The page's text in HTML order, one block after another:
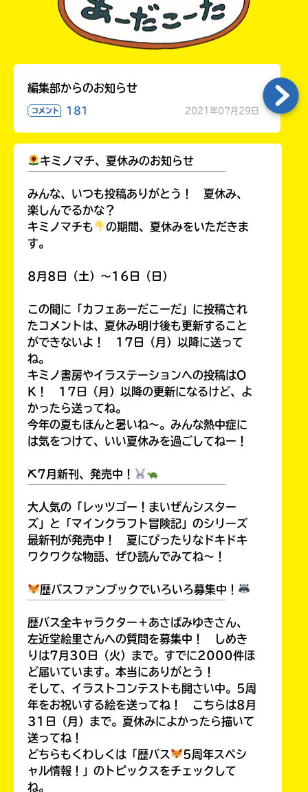
みんなからのお手紙が
読める
このマチのことを
もっと知りたい
キミに
編集部からのお知らせ
コメント 181 2021年07月29日
キミノマチ、夏休みのお知らせ
みんな、いつも投稿ありがとう！ 夏休み、
楽しんでるかな？
キミノマチも
の期間、夏休みをいただきま
す。
8月8日（土）～16日（日）
この間に「カフェあーだこーだ」に投稿され
たコメントは、夏休み明け後も更新すること
ができないよ！ 17日（月）以降に送って
ね。
キミノ書房やイラステーションへの投稿はO
K！ 17日（月）以降の更新になるけど、よ
かったら送ってね。
今年の夏もほんと暑いね～。みんな熱中症に
は気をつけて、いい夏休みを過ごしてねー！
⛏7月新刊、発売中！
大人気の「レッツゴー！まいぜんシスター
ズ」と「マインクラフト冒険記」のシリーズ
最新刊が発売中！ 夏にぴったりなドキドキ
ワクワクな物語、ぜひ読んでみてね～！
歴バスファンブックでいろいろ募集中！
歴バス全キャラクター＋あさばみゆきさん、
左近堂絵里さんへの質問を募集中！ しめき
りは7月30日（火）まで。すでに2000件ほ
ど届いています。本当にありがとう！
そして、イラストコンテストも開さい中。5周
年をお祝いする絵を送ってね！ こちらは8月
31日（月）まで。夏休みによかったら描いて
送ってね！
どちらもくわしくは「歴バス
5周年スペシ
ャル情報！」のトピックスをチェックして
ね。